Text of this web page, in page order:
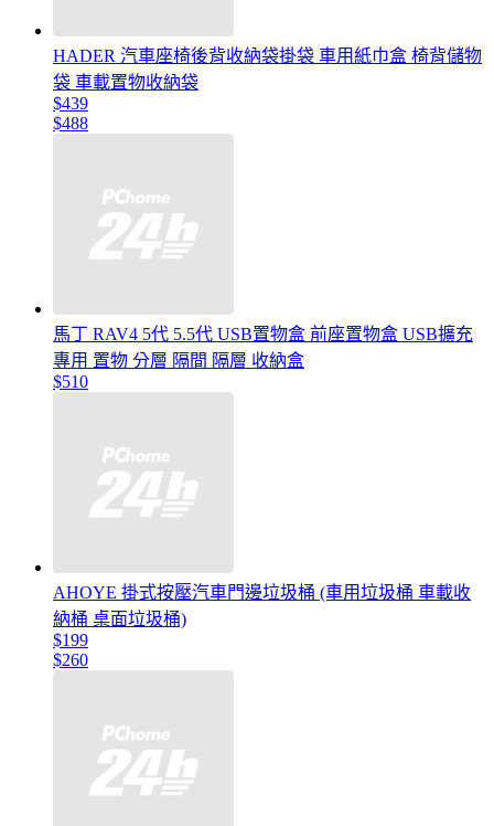
HADER 汽車座椅後背收納袋掛袋 車用紙巾盒 椅背儲物
袋 車載置物收納袋
$439
$488
馬丁 RAV4 5代 5.5代 USB置物盒 前座置物盒 USB擴充
專用 置物 分層 隔間 隔層 收納盒
$510
AHOYE 掛式按壓汽車門邊垃圾桶 (車用垃圾桶 車載收
納桶 桌面垃圾桶)
$199
$260